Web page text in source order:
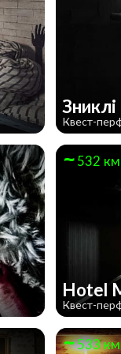
Зниклі
Квест-
532 км
Hotel
Квест-
533 км